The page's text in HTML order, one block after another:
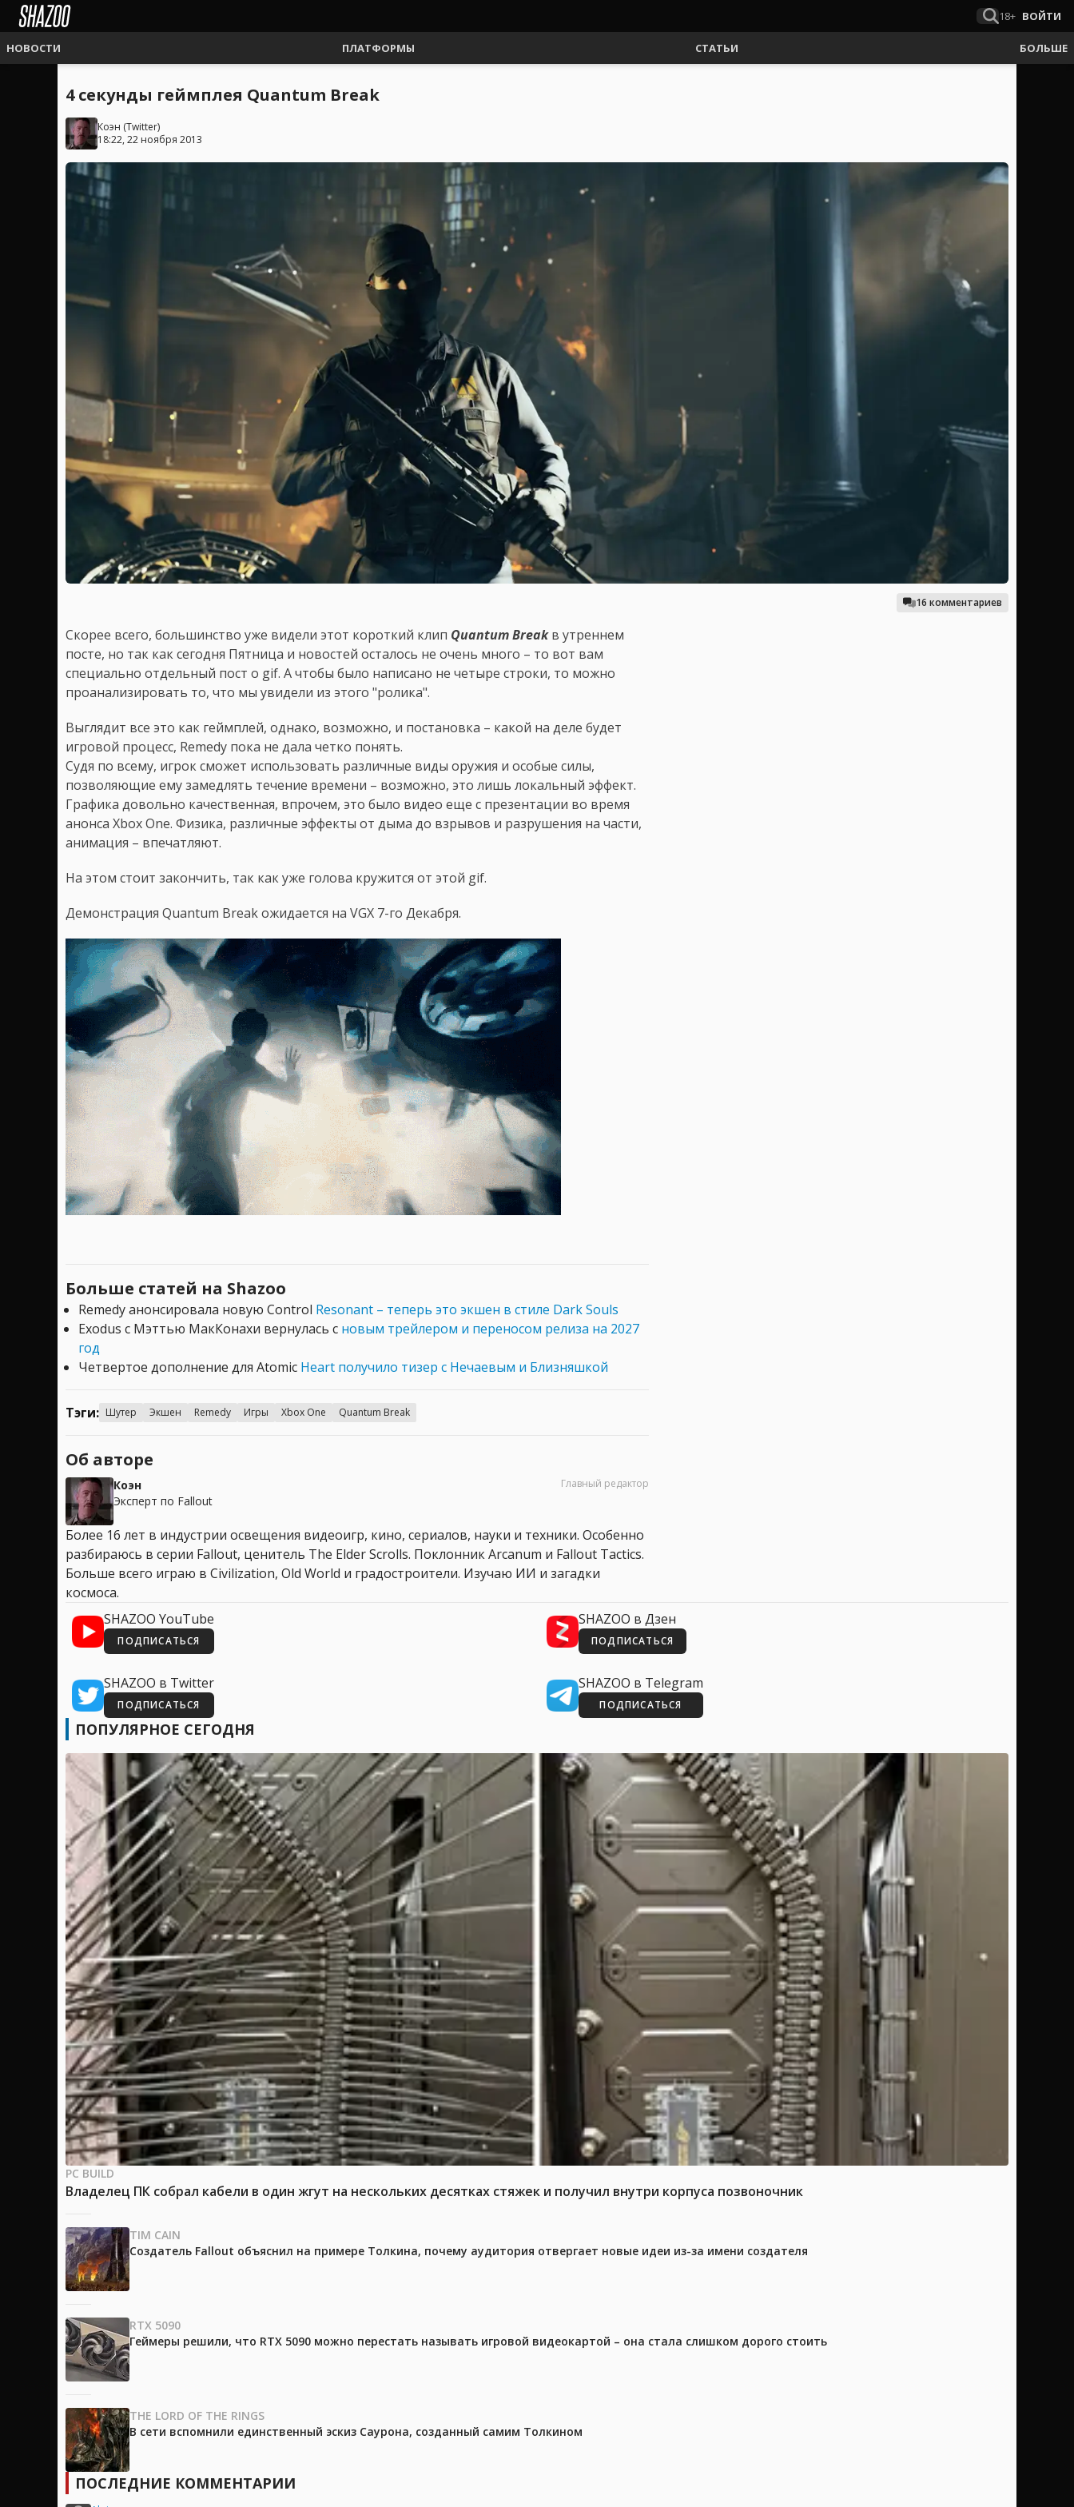
18+ ВОЙТИ
НОВОСТИ ПЛАТФОРМЫ СТАТЬИ БОЛЬШЕ
4 секунды геймплея Quantum Break
Коэн (Twitter)
18:22, 22 ноября 2013
16 комментариев
Скорее всего, большинство уже видели этот короткий клип Quantum Breakв утреннем
посте, но так как сегодня Пятница и новостей осталось не очень много – то вот вам
специально отдельный пост о gif. А чтобы было написано не четыре строки, то можно
проанализировать то, что мы увидели из этого "ролика".
Выглядит все это как геймплей, однако, возможно, и постановка – какой на деле будет
игровой процесс, Remedy пока не дала четко понять.
Судя по всему, игрок сможет использовать различные виды оружия и особые силы,
позволяющие ему замедлять течение времени – возможно, это лишь локальный эффект.
Графика довольно качественная, впрочем, это было видео еще с презентации во время
анонса Xbox One. Физика, различные эффекты от дыма до взрывов и разрушения на части,
анимация – впечатляют.
На этом стоит закончить, так как уже голова кружится от этой gif.
Демонстрация Quantum Break ожидается на VGX 7-го Декабря.
Больше статей на Shazoo
Remedy анонсировала новую Control Resonant – теперь это экшен в стиле Dark Souls
Exodus с Мэттью МакКонахи вернулась с новым трейлером и переносом релиза на 2027
год
Четвертое дополнение для Atomic Heart получило тизер с Нечаевым и Близняшкой
Тэги: Шутер Экшен Remedy Игры Xbox One Quantum Break
Об авторе
Коэн
Эксперт по Fallout
Главный редактор
Более 16 лет в индустрии освещения видеоигр, кино, сериалов, науки и техники. Особенно
разбираюсь в серии Fallout, ценитель The Elder Scrolls. Поклонник Arcanum и Fallout Tactics.
Больше всего играю в Civilization, Old World и градостроители. Изучаю ИИ и загадки
космоса.
SHAZOO YouTube
ПОДПИСАТЬСЯ
SHAZOO в Дзен
ПОДПИСАТЬСЯ
SHAZOO в Twitter
ПОДПИСАТЬСЯ
SHAZOO в Telegram
ПОДПИСАТЬСЯ
ПОПУЛЯРНОЕ СЕГОДНЯ
PC BUILD
Владелец ПК собрал кабели в один жгут на нескольких десятках стяжек и получил внутри корпуса позвоночник
TIM CAIN
Создатель Fallout объяснил на примере Толкина, почему аудитория отвергает новые идеи из-за имени создателя
RTX 5090
Геймеры решили, что RTX 5090 можно перестать называть игровой видеокартой – она стала слишком дорого стоить
THE LORD OF THE RINGS
В сети вспомнили единственный эскиз Саурона, созданный самим Толкином
ПОСЛЕДНИЕ КОММЕНТАРИИ